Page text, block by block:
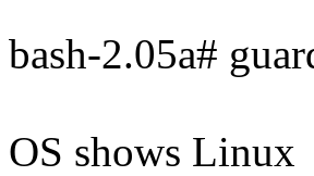
bash-2.05a#
OS shows Linux